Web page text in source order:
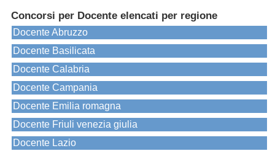
Concorsi per Docente elencati per regione
Docente Abruzzo
Docente Basilicata
Docente Calabria
Docente Campania
Docente Emilia romagna
Docente Friuli venezia giulia
Docente Lazio